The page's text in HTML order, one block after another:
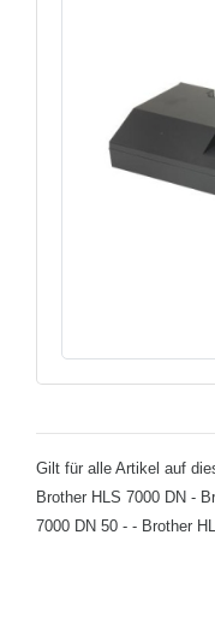
Gilt für alle Artikel auf
Brother HLS 7000 DN -
7000 DN 50 - - Brother